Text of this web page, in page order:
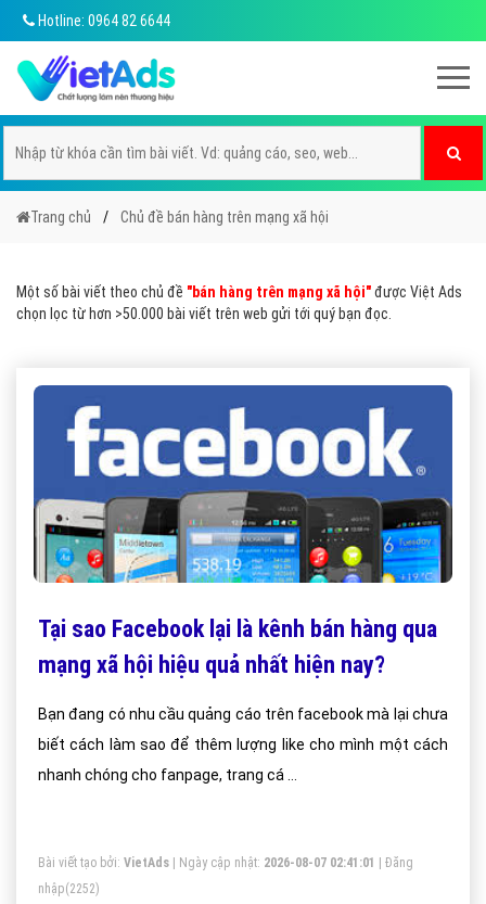
Hotline: 0964 82 6644
Trang chủ Chủ đề bán hàng trên mạng xã hội
Một số bài viết theo chủ đề "bán hàng trên mạng xã hội"được Việt Ads
chọn lọc từ hơn >50.000 bài viết trên web gửi tới quý bạn đọc.
Tại sao Facebook lại là kênh bán hàng qua
mạng xã hội hiệu quả nhất hiện nay?
Bạn đang có nhu cầu quảng cáo trên facebook mà lại chưa
biết cách làm sao để thêm lượng like cho mình một cách
nhanh chóng cho fanpage, trang cá …
Bài viết tạo bởi: VietAds | Ngày cập nhật: 2026-08-07 02:41:01
Đăng
nhập(2252)